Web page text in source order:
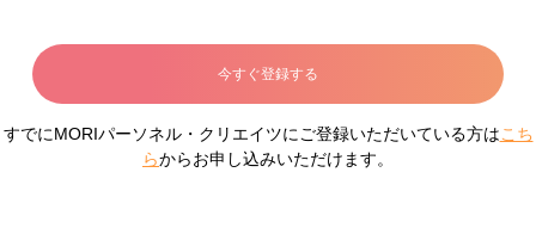
今すぐ登録する
すでにMORIパーソネル・クリエイツにご登録いただいている方はこち
らからお申し込みいただけます。